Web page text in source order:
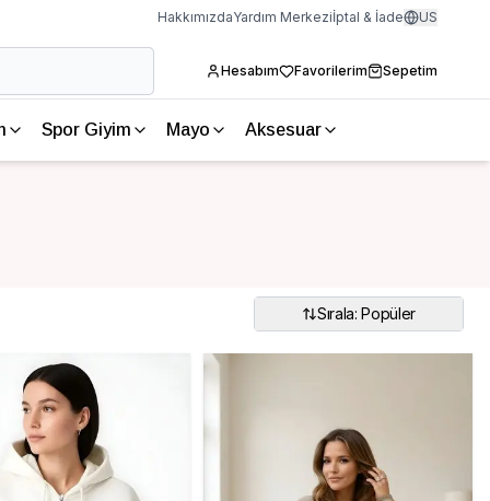
HakkımızdaYardım Merkeziİptal & İade US
Hesabım Favorilerim Sepetim
Spor Giyim Mayo Aksesuar
Sırala: Popüler